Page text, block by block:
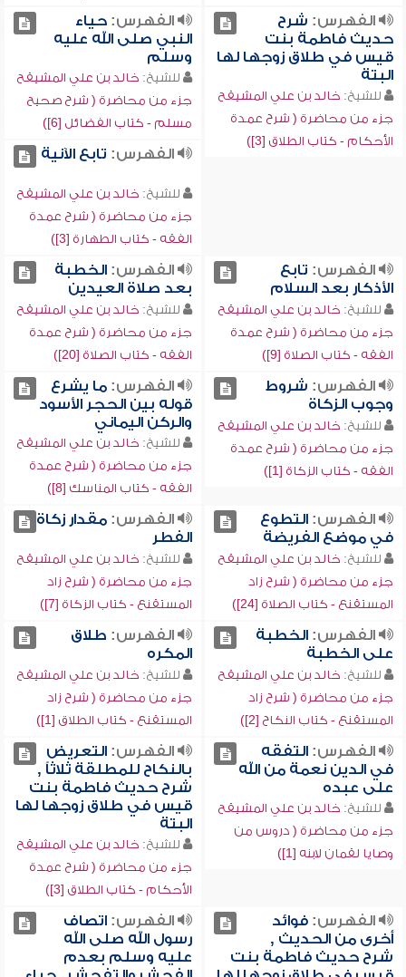
الفهرس: شرح
حديث فاطمة بنت
قيس في طلاق زوجها لها
البتة
للشيخ: خالد بن علي المشيقح
جزء من محاضرة ( شرح عمدة
الأحكام - كتاب الطلاق [3])
الفهرس:حياء
النبي صلى الله عليه
وسلم
للشيخ: خالد بن علي المشيقح
جزء من محاضرة ( شرح صحيح
مسلم - كتاب الفضائل [6])
الفهرس: تابع الآنية
للشيخ: خالد بن علي المشيقح
جزء من محاضرة ( شرح عمدة
الفقه - كتاب الطهارة [3])
الفهرس: تابع
الأذكار بعد السلام
للشيخ: خالد بن علي المشيقح
جزء من محاضرة ( شرح عمدة
الفقه - كتاب الصلاة [9])
الفهرس:الخطبة
بعد صلاة العيدين
للشيخ: خالد بن علي المشيقح
جزء من محاضرة ( شرح عمدة
الفقه - كتاب الصلاة [20])
الفهرس: شروط
وجوب الزكاة
للشيخ: خالد بن علي المشيقح
جزء من محاضرة ( شرح عمدة
الفقه - كتاب الزكاة [1])
الفهرس:ما يشرع
قوله بين الحجر الأسود
والركن اليماني
للشيخ: خالد بن علي المشيقح
جزء من محاضرة ( شرح عمدة
الفقه - كتاب المناسك [8])
الفهرس:التطوع
في موضع الفريضة
للشيخ: خالد بن علي المشيقح
جزء من محاضرة ( شرح زاد
المستقنع - كتاب الصلاة [24])
الفهرس:مقدار زكاة
الفطر
للشيخ: خالد بن علي المشيقح
جزء من محاضرة ( شرح زاد
المستقنع - كتاب الزكاة [7])
الفهرس:الخطبة
على الخطبة
للشيخ: خالد بن علي المشيقح
جزء من محاضرة ( شرح زاد
المستقنع - كتاب النكاح [2])
الفهرس: طلاق
المكره
للشيخ: خالد بن علي المشيقح
جزء من محاضرة ( شرح زاد
المستقنع - كتاب الطلاق [1])
الفهرس:التفقه
في الدين نعمة من الله
على عبده
للشيخ: خالد بن علي المشيقح
جزء من محاضرة ( دروس من
وصايا لقمان لابنه [1])
الفهرس:التعريض
بالنكاح للمطلقة ثلاثاً ,
شرح حديث فاطمة بنت
قيس في طلاق زوجها لها
البتة
للشيخ: خالد بن علي المشيقح
جزء من محاضرة ( شرح عمدة
الأحكام - كتاب الطلاق [3])
الفهرس:فوائد
أخرى من الحديث ,
شرح حديث فاطمة بنت
الفهرس:اتصاف
رسول الله صلى الله
عليه وسلم بعدم